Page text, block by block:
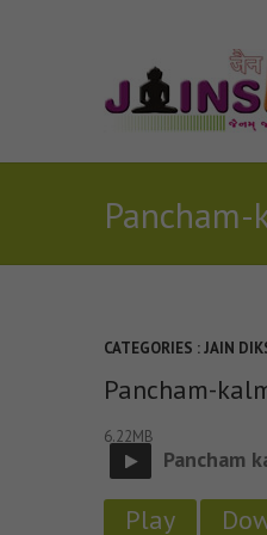
CATEGORIES :JAIN
Pancham-
6.22MB
Pancham
Play